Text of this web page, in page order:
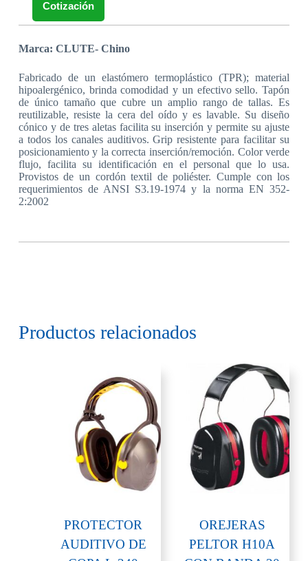
Cotización
Marca: CLUTE- Chino
Fabricado de un elastómero termoplástico (TPR); material
hipoalergénico, brinda comodidad y un efectivo sello. Tapón
de único tamaño que cubre un amplio rango de tallas. Es
reutilizable, resiste la cera del oído y es lavable. Su diseño
cónico y de tres aletas facilita su inserción y permite su ajuste
a todos los canales auditivos. Grip resistente para facilitar su
posicionamiento y la correcta inserción/remoción. Color verde
flujo, facilita su identificación en el personal que lo usa.
Provistos de un cordón textil de poliéster. Cumple con los
requerimientos de ANSI S3.19-1974 y la norma EN 352-
2:2002
Productos relacionados
PROTECTOR
AUDITIVO DE
OREJERAS
PELTOR H10A